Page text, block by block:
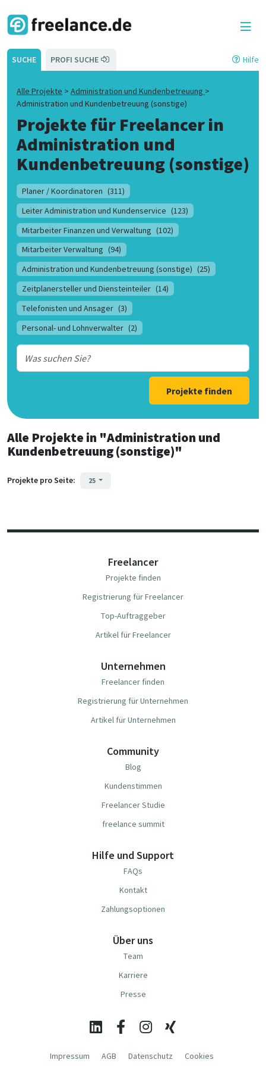
SUCHE PROFI SUCHE Hilfe
Alle Projekte > Administration und Kundenbetreuung >
Administration und Kundenbetreuung (sonstige)
Projekte für Freelancer in
Administration und
Kundenbetreuung (sonstige)
Planer / Koordinatoren (311)
Leiter Administration und Kundenservice (123)
Mitarbeiter Finanzen und Verwaltung (102)
Mitarbeiter Verwaltung (94)
Administration und Kundenbetreuung (sonstige) (25)
Zeitplanersteller und Diensteinteiler (14)
Telefonisten und Ansager (3)
Personal- und Lohnverwalter (2)
Projekte finden
Alle Projekte in "Administration und
Kundenbetreuung (sonstige)"
Projekte pro Seite: 25
Freelancer
Projekte finden
Registrierung für Freelancer
Top-Auftraggeber
Artikel für Freelancer
Unternehmen
Freelancer finden
Registrierung für Unternehmen
Artikel für Unternehmen
Community
Blog
Kundenstimmen
Freelancer Studie
freelance summit
Hilfe und Support
FAQs
Kontakt
Zahlungsoptionen
Über uns
Team
Karriere
Presse
Impressum AGB Datenschutz Cookies